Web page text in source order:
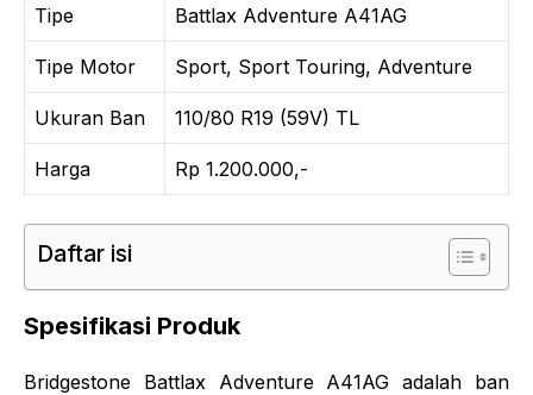
Tipe Battlax Adventure A41AG
Tipe Motor Sport, Sport Touring, Adventure
Ukuran Ban 110/80 R19 (59V) TL
Harga Rp 1.200.000,-
Daftar isi
Spesifikasi Produk
Bridgestone Battlax Adventure A41AG adalah ban